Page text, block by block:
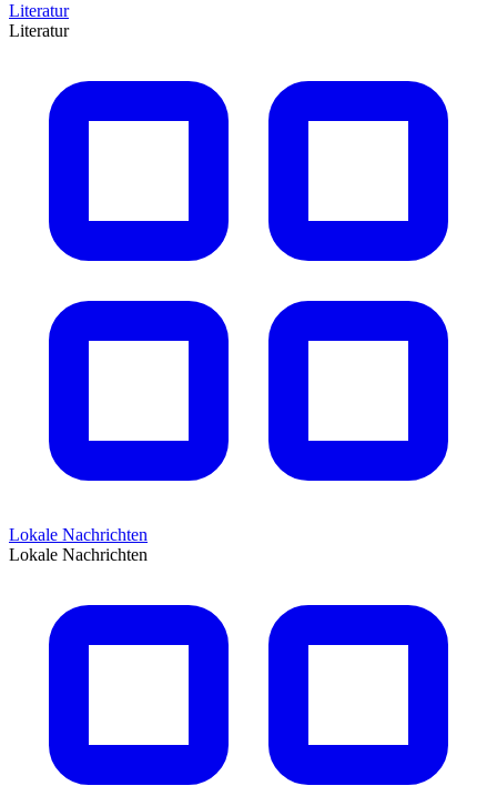
Literatur
Literatur
Lokale Nachrichten
Lokale Nachrichten